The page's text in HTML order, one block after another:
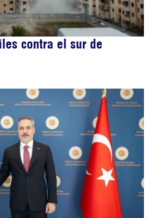
contra el sur de